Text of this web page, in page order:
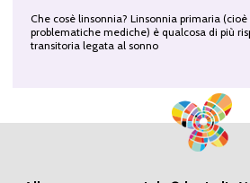
Che cosè linsonnia? Linsonnia primaria
problematiche mediche) è qualcosa di più
transitoria legata al sonno